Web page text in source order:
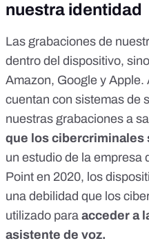
nuestra identidad
Las grabaciones de
dentro del dispositivo,
Amazon, Google y
cuentan con sistemas de
nuestras grabaciones a
que los cibercriminales
un estudio de la empresa
Point en 2020, los
una debilidad que los
utilizado para acceder a
asistente de voz.